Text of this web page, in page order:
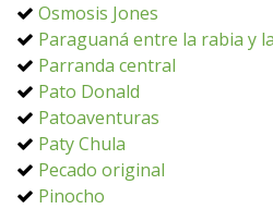
Osmosis Jones
Paraguaná entre la rabia y
Parranda central
Pato Donald
Patoaventuras
Paty Chula
Pecado original
Pinocho